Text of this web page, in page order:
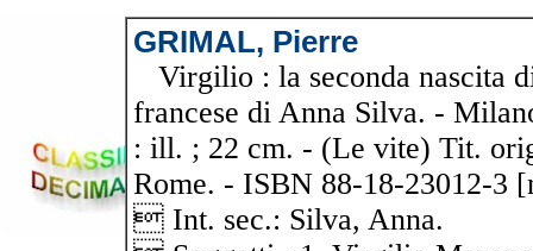
GRIMAL, Pierre
Virgilio : la seconda nascita
francese di Anna Silva. -
: ill. ; 22 cm. - (Le vite) Tit.
Rome. - ISBN 88-18-23012-3
 Int. sec.: Silva, Anna.